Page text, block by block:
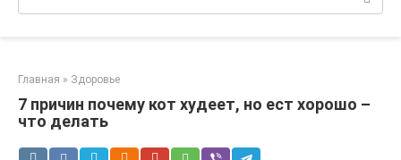
Главная » Здоровье
7 причин почему кот худеет, но ест хорошо –
что делать